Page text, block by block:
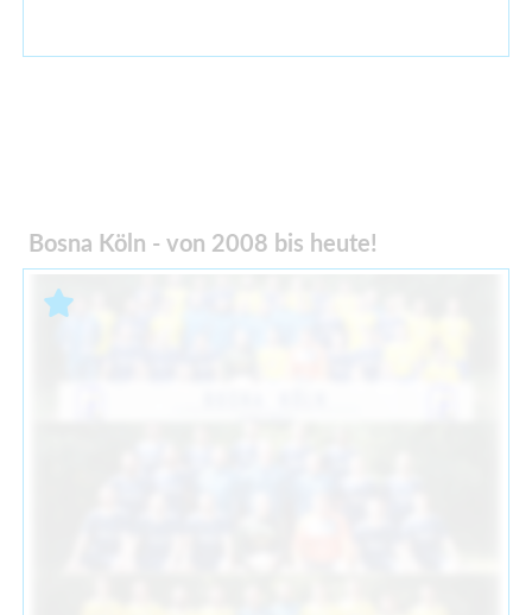
Bosna Köln - von 2008 bis heute!